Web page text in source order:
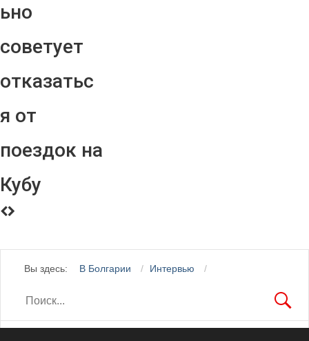
ьно
советует
отказатьс
я от
поездок на
Кубу
Вы здесь: В Болгарии Интервью